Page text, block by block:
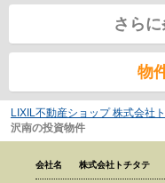
さら
物
LIXIL不動産ショップ 株式会社
沢南の投資物件
会社名 株式会社トチタテ